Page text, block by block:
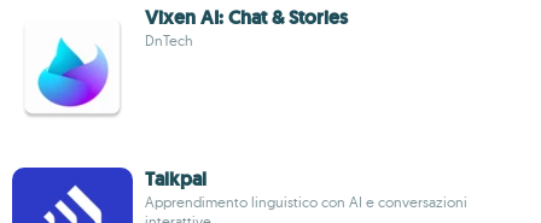
Vixen AI: Chat & Stories
DnTech
Talkpal
Apprendimento linguistico con AI e conversazioni